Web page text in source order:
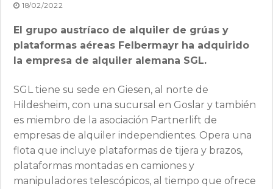
18/02/2022
El grupo austríaco de alquiler de grúas y
plataformas aéreas Felbermayr ha adquirido
la empresa de alquiler alemana SGL.
SGL tiene su sede en Giesen, al norte de
Hildesheim, con una sucursal en Goslar y también
es miembro de la asociación Partnerlift de
empresas de alquiler independientes. Opera una
flota que incluye plataformas de tijera y brazos,
plataformas montadas en camiones y
manipuladores telescópicos, al tiempo que ofrece